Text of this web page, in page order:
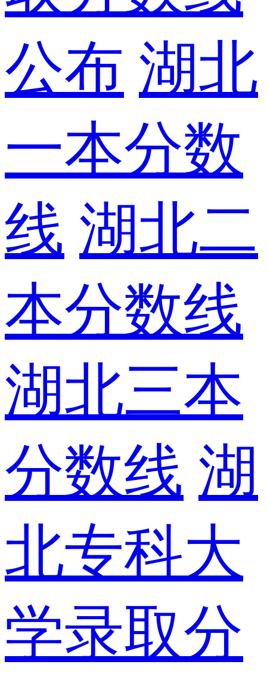
公布 湖北
一本分数
线 湖北二
本分数线
湖北三本
分数线 湖
北专科大
学录取分